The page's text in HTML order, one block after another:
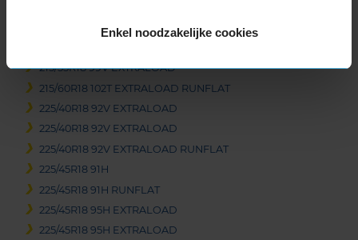
Enkel noodzakelijke cookies
215/50R18 92V
215/55R18 99V EXTRALOAD
215/60R18 102T EXTRALOAD RUNFLAT
225/40R18 92V EXTRALOAD
225/40R18 92V EXTRALOAD
225/40R18 92V EXTRALOAD RUNFLAT
225/45R18 91H
225/45R18 91H RUNFLAT
225/45R18 95H EXTRALOAD
225/45R18 95H EXTRALOAD